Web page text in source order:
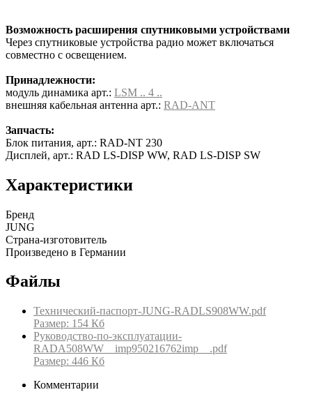
Возможность расширения спутниковыми устройствами
Через спутниковые устройства радио может включаться
совместно с освещением.
Принадлежности:
модуль динамика арт.: LSM .. 4 ..
внешняя кабельная антенна арт.: RAD-ANT
Запчасть:
Блок питания, арт.: RAD-NT 230
Дисплей, арт.: RAD LS-DISP WW, RAD LS-DISP SW
Характеристики
Бренд
JUNG
Страна-изготовитель
Произведено в Германии
Файлы
Технический-паспорт-JUNG-RADLS908WW.pdf
Размер: 154 Кб
Руководство-по-эксплуатации-
RADA508WW__imp950216762imp__.pdf
Размер: 446 Кб
Комментарии